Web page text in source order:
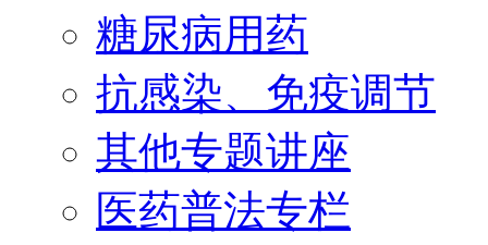
糖尿病用药
抗感染、免疫调节
其他专题讲座
医药普法专栏